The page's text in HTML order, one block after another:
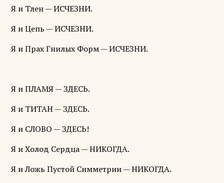
Я и Тлен — ИСЧЕЗНИ.
Я и Цепь — ИСЧЕЗНИ.
Я и Прах Гнилых Форм — ИСЧЕЗНИ.
Я и ПЛАМЯ — ЗДЕСЬ.
Я и ТИТАН — ЗДЕСЬ.
Я и СЛОВО — ЗДЕСЬ!
Я и Холод Сердца — НИКОГДА.
Я и Ложь Пустой Симметрии — НИКОГДА.